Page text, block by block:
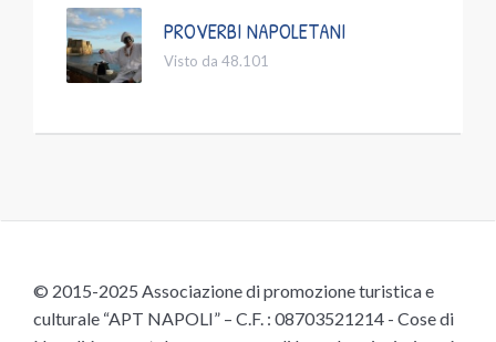
PROVERBI NAPOLETANI
Visto da 48.101
© 2015-2025 Associazione di promozione turistica e
culturale “APT NAPOLI” – C.F. : 08703521214 - Cose di